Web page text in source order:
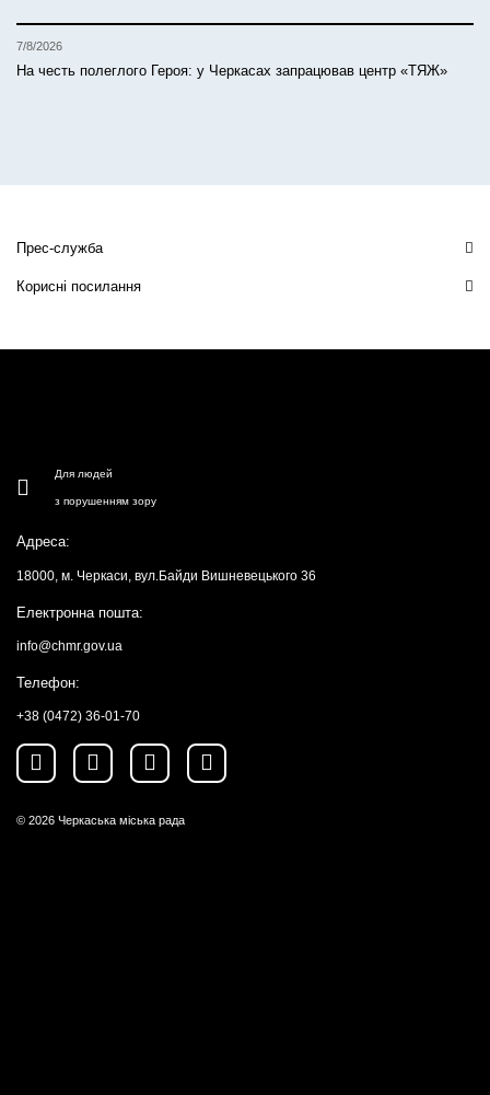
7/8/2026
На честь полеглого Героя: у Черкасах запрацював центр «ТЯЖ»
Прес-служба
Корисні посилання
Для людей
з порушенням зору
Адреса:
18000, м. Черкаси, вул.Байди Вишневецького 36
Електронна пошта:
info@chmr.gov.ua
Телефон:
+38 (0472) 36-01-70
© 2026 Черкаська міська рада